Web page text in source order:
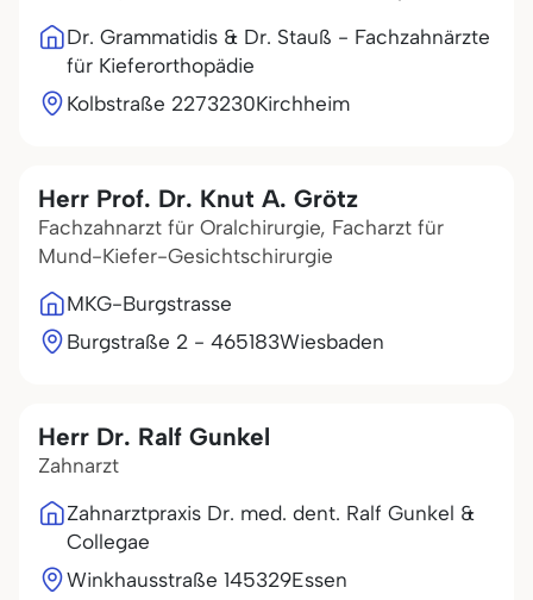
Dr. Grammatidis & Dr. Stauß - Fachzahnärzte
für Kieferorthopädie
Kolbstraße 2273230Kirchheim
Herr Prof. Dr. Knut A. Grötz
Fachzahnarzt für Oralchirurgie, Facharzt für
Mund-Kiefer-Gesichtschirurgie
MKG-Burgstrasse
Burgstraße 2 - 465183Wiesbaden
Herr Dr. Ralf Gunkel
Zahnarzt
Zahnarztpraxis Dr. med. dent. Ralf Gunkel &
Collegae
Winkhausstraße 145329Essen